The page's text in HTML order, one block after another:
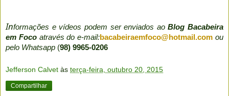
Informações e vídeos podem ser enviados aoBlog Bacabeira
em Focoatravés do e-mail:bacabeiraemfoco@hotmail.com ou
pelo Whatsapp (98) 9965-0206
Jefferson Calvet às terça-feira, outubro 20, 2015
Compartilhar